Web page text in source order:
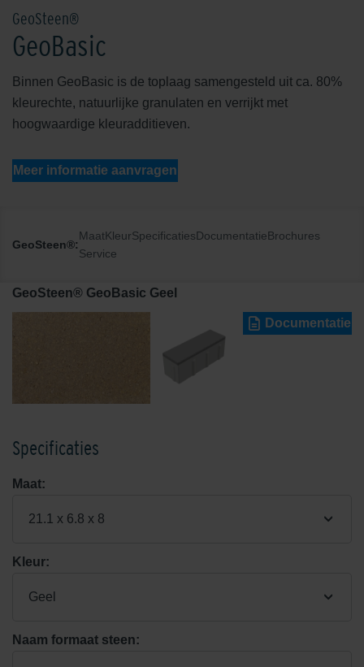
GeoSteen®
GeoBasic
Binnen GeoBasic is de toplaag samengesteld uit ca. 80%
kleurechte, natuurlijke granulaten en verrijkt met
hoogwaardige kleuradditieven.
Meer informatie aanvragen
GeoSteen®:
MaatKleurSpecificatiesDocumentatieBrochures
Service
GeoSteen® GeoBasic Geel
Documentatie
Specificaties
Maat:
21.1 x 6.8 x 8
Kleur:
Geel
Naam formaat steen: